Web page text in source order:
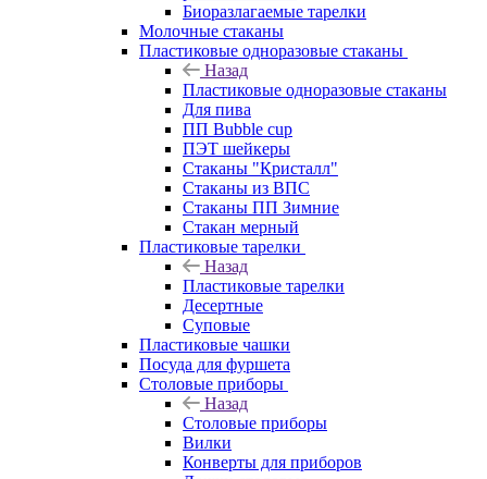
Биоразлагаемые тарелки
Молочные стаканы
Пластиковые одноразовые стаканы
Назад
Пластиковые одноразовые стаканы
Для пива
ПП Bubble cup
ПЭТ шейкеры
Стаканы "Кристалл"
Стаканы из ВПС
Стаканы ПП Зимние
Стакан мерный
Пластиковые тарелки
Назад
Пластиковые тарелки
Десертные
Суповые
Пластиковые чашки
Посуда для фуршета
Столовые приборы
Назад
Столовые приборы
Вилки
Конверты для приборов